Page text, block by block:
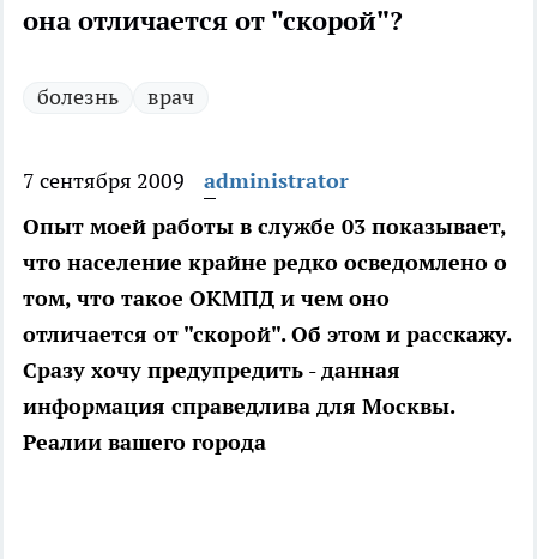
она отличается от "скорой"?
болезнь врач
7 сентября 2009
administrator
Опыт моей работы в службе 03 показывает,
что население крайне редко осведомлено о
том, что такое ОКМПД и чем оно
отличается от "скорой". Об этом и расскажу.
Сразу хочу предупредить - данная
информация справедлива для Москвы.
Реалии вашего города